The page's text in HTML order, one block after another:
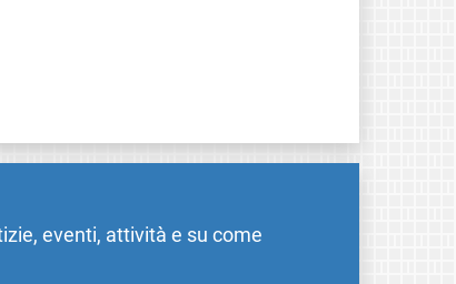
eventi, attività e su come